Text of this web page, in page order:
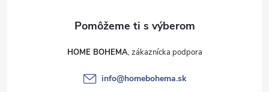
HOME BOHEMA
info@homebohema.sk